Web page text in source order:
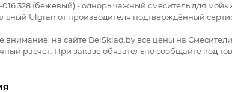
016 328 (бежевый) - однорычажный смеситель для
Ulgran от производителя подтверждённый
внимание: на сайте BelSklad.by все цены на
расчет. При заказе обязательно сообщайте код